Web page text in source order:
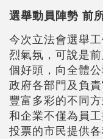
選舉動員陣勢 前
今次立法會選舉
烈氣氛，可說是
個好頭，向全體
政府各部門及負
豐富多彩的不同
和企業不僅為員
投票的市民提供各